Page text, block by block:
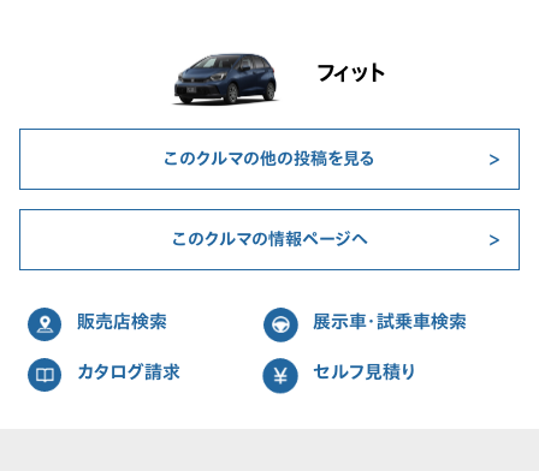
フィット
このクルマの他の投稿を見る
このクルマの情報ページへ
販売店検索 展示車・試乗車検索
カタログ請求 セルフ見積り